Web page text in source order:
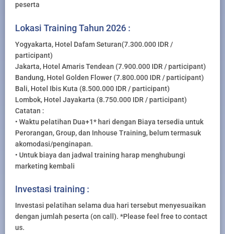
peserta
Lokasi Training Tahun 2026 :
Yogyakarta, Hotel Dafam Seturan(7.300.000 IDR /
participant)
Jakarta, Hotel Amaris Tendean (7.900.000 IDR / participant)
Bandung, Hotel Golden Flower (7.800.000 IDR / participant)
Bali, Hotel Ibis Kuta (8.500.000 IDR / participant)
Lombok, Hotel Jayakarta (8.750.000 IDR / participant)
Catatan :
• Waktu pelatihan Dua+1* hari dengan Biaya tersedia untuk
Perorangan, Group, dan Inhouse Training, belum termasuk
akomodasi/penginapan.
• Untuk biaya dan jadwal training harap menghubungi
marketing kembali
Investasi training :
Investasi pelatihan selama dua hari tersebut menyesuaikan
dengan jumlah peserta (on call). *Please feel free to contact
us.